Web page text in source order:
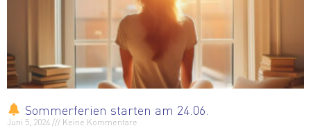
Sommerferien starten am 24.06.
Juni 5, 2024 Keine Kommentare